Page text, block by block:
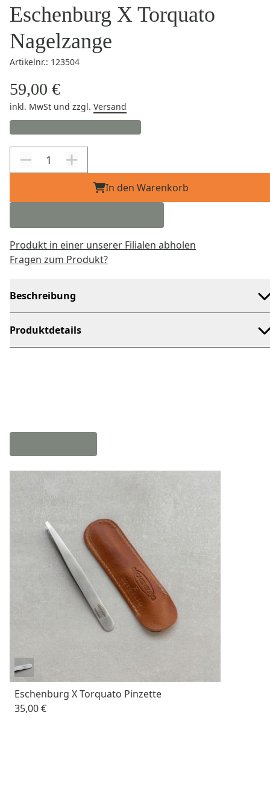
Eschenburg X Torquato
Nagelzange
Artikelnr.: 123504
59,00 €
inkl. MwSt und zzgl. Versand
In den Warenkorb
Produkt in einer unserer Filialen abholen
Fragen zum Produkt?
Beschreibung
Produktdetails
Eschenburg X Torquato Pinzette
35,00 €